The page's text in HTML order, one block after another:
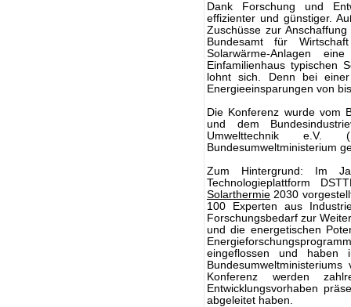
Dank Forschung und
effizienter und günstiger.
Zuschüsse zur
Bundesamt für
Solarwärme-Anlagen
Einfamilienhaus typischen
lohnt sich. Denn bei
Energieeinsparungen von
Die Konferenz wurde vom
und dem
Umwelttechnik
Bundesumweltministerium
Zum Hintergrund: Im
Technologieplattform
Solarthermie 2030
100 Experten aus
Forschungsbedarf zur
und die energetischen
eingeflossen und haben
Konferenz werden
Entwicklungsvorhaben
abgeleitet haben.